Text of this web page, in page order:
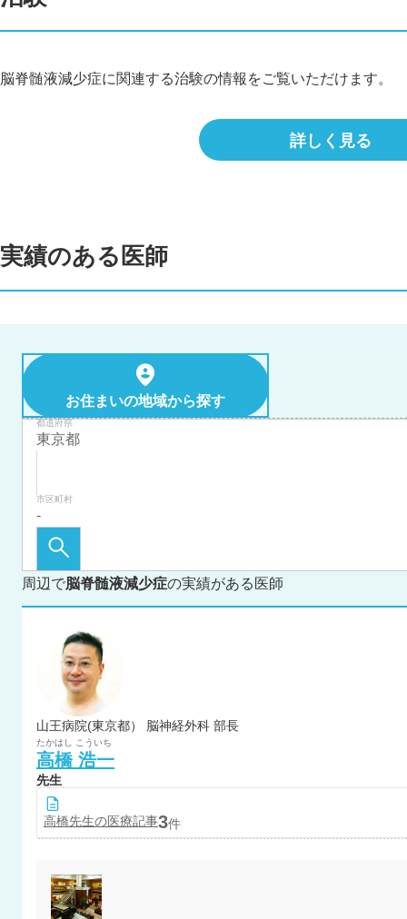
脳脊髄液減少症に関連する治験の情報をご覧いただけます。
詳しく見る
実績のある医師
お住まいの地域から探す
都道府県
市区町村
周辺で脳脊髄液減少症の実績がある医師
山王病院(東京都） 脳神経外科 部長
たかはし こういち
高橋 浩一
先生
高橋先生の医療記事3件